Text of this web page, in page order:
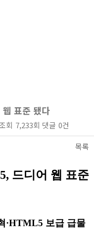
표준 됐다
회 7,233회 댓글 0건
목록
드디어 웹 표준
·HTML5 보급 급물